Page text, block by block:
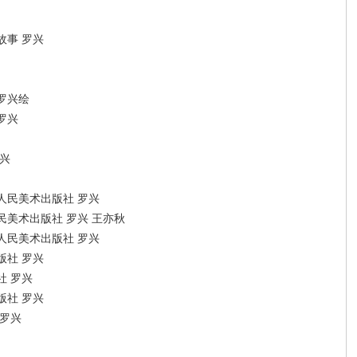
事 罗兴
兴绘
兴
民美术出版社 罗兴
美术出版社 罗兴 王亦秋
民美术出版社 罗兴
社 罗兴
罗兴
社 罗兴
兴